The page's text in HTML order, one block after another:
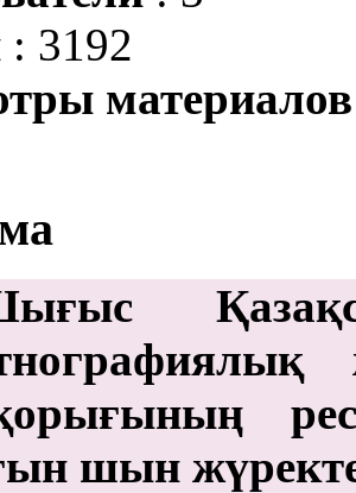
: 3192
материалов
шын